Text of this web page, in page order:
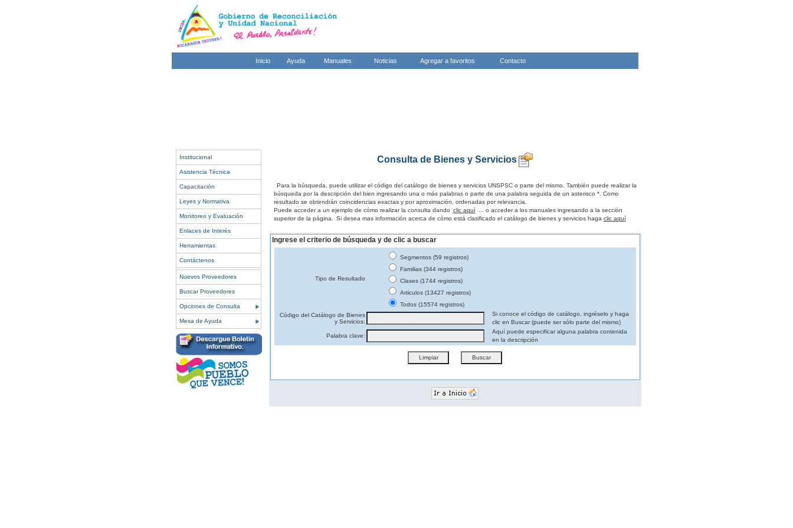
Inicio Ayuda Manuales Noticias Agregar a favoritos Contacto
Institucional
Asistencia Técnica
Capacitación
Leyes y Normativa
Monitoreo y Evaluación
Enlaces de Interés
Herramientas
Contáctenos
Nuevos Proveedores
Buscar Proveedores
Opciones de Consulta
Mesa de Ayuda
Consulta de Bienes y Servicios
Para la búsqueda, puede utilizar el código del catálogo de bienes y servicios UNSPSC o parte del mismo. También puede realizar la
búsqueda por la descripción del bien ingresando una o más palabras o parte de una palabra seguida de un asterisco *. Como
resultado se obtendrán coincidencias exactas y por aproximación, ordenadas por relevancia.
Puede acceder a un ejemplo de cómo realizar la consulta dando clic aquí
... o acceder a los manuales ingresando a la sección
superior de la página.
Si desea mas información acerca de cómo está clasificado el catálogo de bienes y servicios haga clic aquí
Ingrese el criterio de búsqueda y de clic a buscar
Tipo de Resultado
Segmentos (59 registros)
Familias (344 registros)
Clases (1744 registros)
Articulos (13427 registros)
Todos (15574 registros)
Código del Catálogo de Bienes
y Servicios:
Si conoce el código de catálogo, ingréselo y haga
clic en Buscar (puede ser sólo parte del mismo)
Palabra clave:
Aquí puede especificar alguna palabra contenida
en la descripción